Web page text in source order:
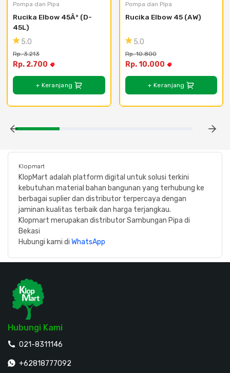
Pompa dan Pipa
Rucika Elbow 45Â° (D-
45L)
5.0
Rp. 3.213
Rp. 2.700
+ Keranjang
Pompa dan Pipa
Rucika Elbow 45 (AW)
5.0
Rp. 10.800
Rp. 10.000
+ Keranjang
Klopmart
KlopMart adalah platform digital untuk solusi terkini
kebutuhan material bahan bangunan yang terhubung ke
berbagai suplier dan distributor terpercaya dengan
jaminan kualitas terbaik dan harga terjangkau.
Klopmart merupakan distributor Sambungan Pipa di
Bekasi
Hubungi kami di WhatsApp
Hubungi Kami
021-8311146
+62818777092